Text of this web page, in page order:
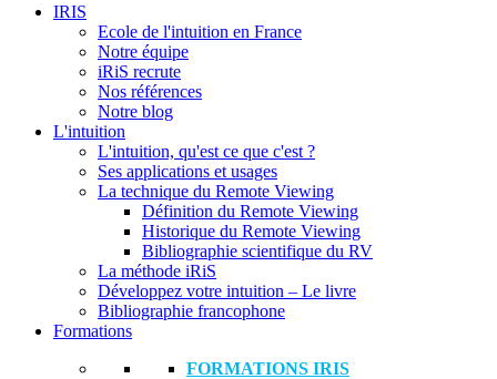
IRIS
Ecole de l'intuition en France
Notre équipe
iRiS recrute
Nos références
Notre blog
L'intuition
L'intuition, qu'est ce que c'est ?
Ses applications et usages
La technique du Remote Viewing
Définition du Remote Viewing
Historique du Remote Viewing
Bibliographie scientifique du RV
La méthode iRiS
Développez votre intuition – Le livre
Bibliographie francophone
Formations
FORMATIONS IRIS